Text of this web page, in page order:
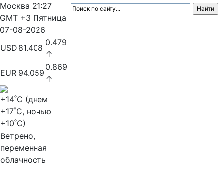
Москва 21:27
GMT +3 Пятница
07-08-2026
USD 81.408
0.479
↑
EUR 94.059
0.869
↑
+14˚C (днем
+17˚C, ночью
+10˚C)
Ветрено,
переменная
облачность